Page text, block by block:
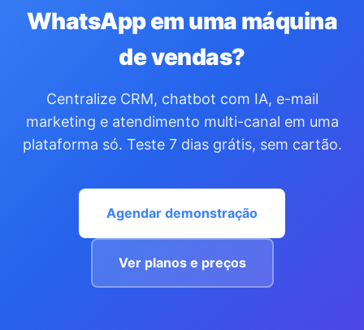
WhatsApp em uma máquina
de vendas?
Centralize CRM, chatbot com IA, e-mail
marketing e atendimento multi-canal em uma
plataforma só. Teste 7 dias grátis, sem cartão.
Agendar demonstração
Ver planos e preços